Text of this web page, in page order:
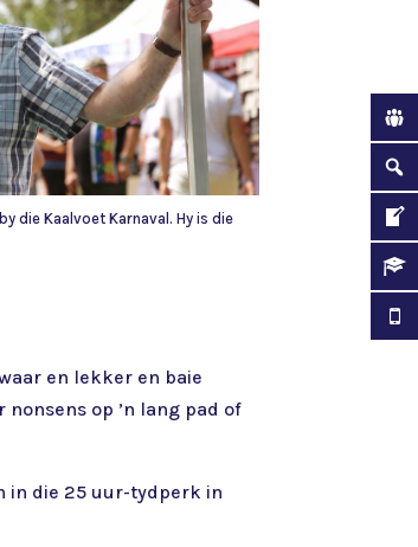
die Kaalvoet Karnaval. Hy is die
en lekker en baie
op ’n lang pad of
in die 25 uur-tydperk in